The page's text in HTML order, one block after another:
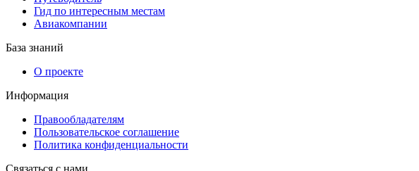
Гид по интересным местам
Авиакомпании
База знаний
О проекте
Информация
Правообладателям
Пользовательское соглашение
Политика конфиденциальности
Связаться с нами